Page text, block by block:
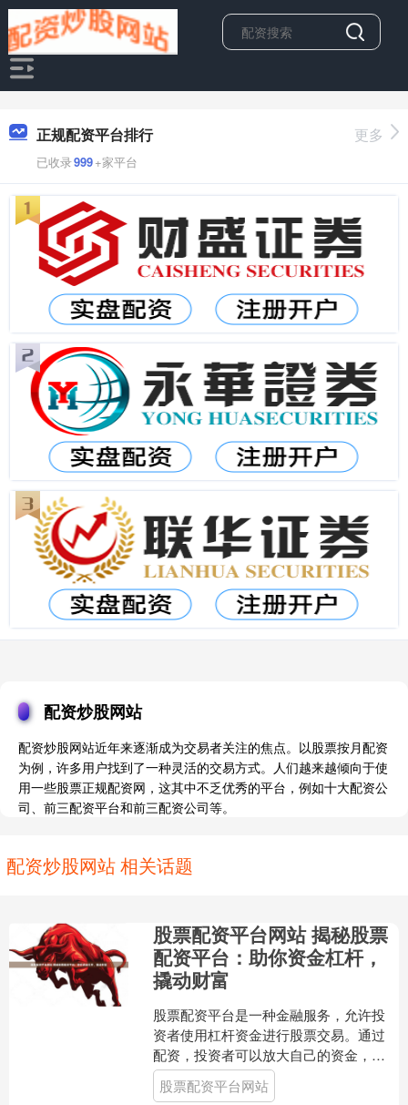
正规配资平台排行
已收录999+家平台
更多
配资炒股网站
配资炒股网站近年来逐渐成为交易者关注的焦点。以股票按月配资
为例，许多用户找到了一种灵活的交易方式。人们越来越倾向于使
用一些股票正规配资网，这其中不乏优秀的平台，例如十大配资公
司、前三配资平台和前三配资公司等。
配资炒股网站 相关话题
股票配资平台网站 揭秘股票
配资平台：助你资金杠杆，
撬动财富
股票配资平台是一种金融服务，允许投
资者使用杠杆资金进行股票交易。通过
配资，投资者可以放大自己的资金，从
而增加潜在的收益。 3. 功能完善性：评
估平台所提供的功能....
股票配资平台网站